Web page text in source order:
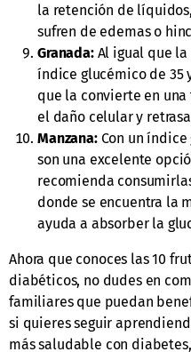
la retención de
sufren de edemas o
Granada:Al igual que la
índice glucémico de 35
que la convierte en
el daño celular y
Manzana:Con un índice
son una excelente
recomienda
donde se encuentra la
ayuda a absorber la
Ahora que conoces las 10
diabéticos, no dudes en
familiares que puedan
si quieres seguir
más saludable con